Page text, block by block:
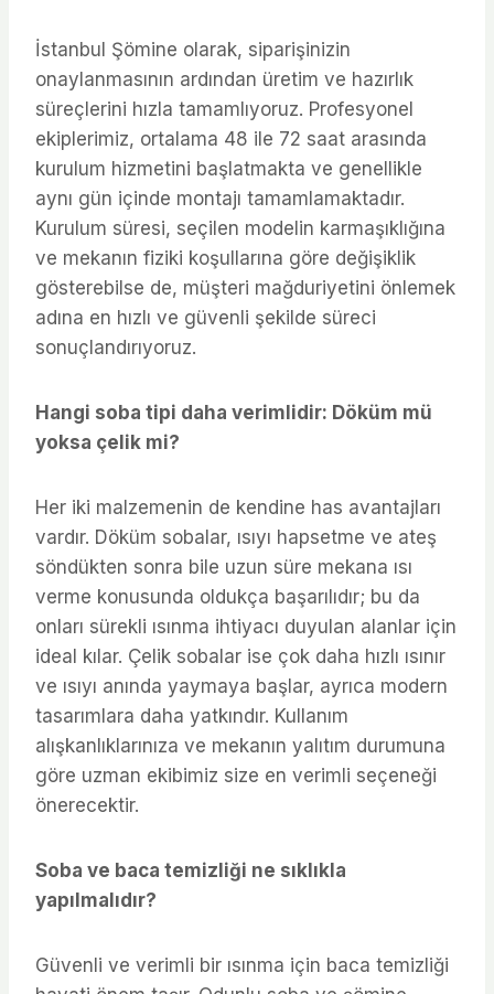
İstanbul Şömine olarak, siparişinizin
onaylanmasının ardından üretim ve hazırlık
süreçlerini hızla tamamlıyoruz. Profesyonel
ekiplerimiz, ortalama 48 ile 72 saat arasında
kurulum hizmetini başlatmakta ve genellikle
aynı gün içinde montajı tamamlamaktadır.
Kurulum süresi, seçilen modelin karmaşıklığına
ve mekanın fiziki koşullarına göre değişiklik
gösterebilse de, müşteri mağduriyetini önlemek
adına en hızlı ve güvenli şekilde süreci
sonuçlandırıyoruz.
Hangi soba tipi daha verimlidir: Döküm mü
yoksa çelik mi?
Her iki malzemenin de kendine has avantajları
vardır. Döküm sobalar, ısıyı hapsetme ve ateş
söndükten sonra bile uzun süre mekana ısı
verme konusunda oldukça başarılıdır; bu da
onları sürekli ısınma ihtiyacı duyulan alanlar için
ideal kılar. Çelik sobalar ise çok daha hızlı ısınır
ve ısıyı anında yaymaya başlar, ayrıca modern
tasarımlara daha yatkındır. Kullanım
alışkanlıklarınıza ve mekanın yalıtım durumuna
göre uzman ekibimiz size en verimli seçeneği
önerecektir.
Soba ve baca temizliği ne sıklıkla
yapılmalıdır?
Güvenli ve verimli bir ısınma için baca temizliği